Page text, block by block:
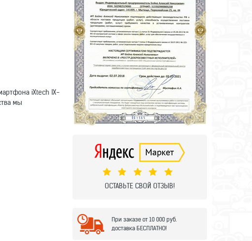
iXtech IX-
мы
ОСТАВЬТЕ СВОЙ ОТЗЫВ!
При заказе от 10 000 руб.
доставка БЕСПЛАТНО!